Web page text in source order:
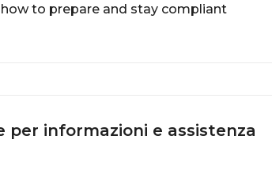
how to prepare and stay compliant
per informazioni e assistenza